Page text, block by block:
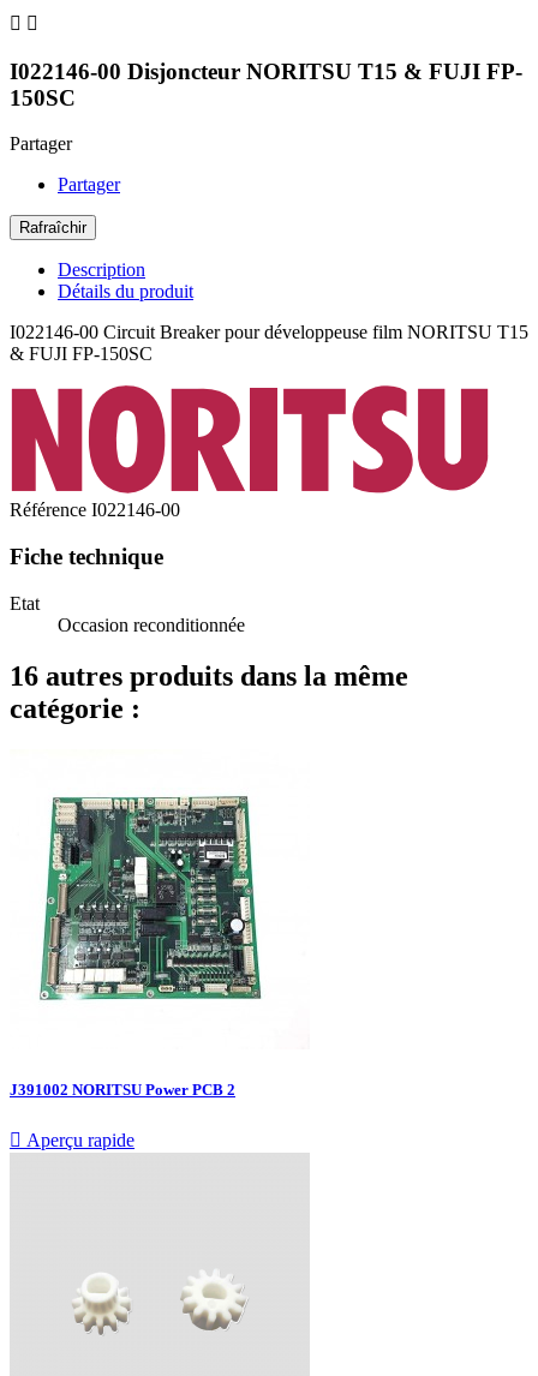
 
I022146-00 Disjoncteur NORITSU T15 & FUJI FP-
150SC
Partager
Partager
Description
Détails du produit
I022146-00 Circuit Breaker pour développeuse film NORITSU T15
& FUJI FP-150SC
Référence I022146-00
Fiche technique
Etat
Occasion reconditionnée
16 autres produits dans la même
catégorie :
J391002 NORITSU Power PCB 2
 Aperçu rapide